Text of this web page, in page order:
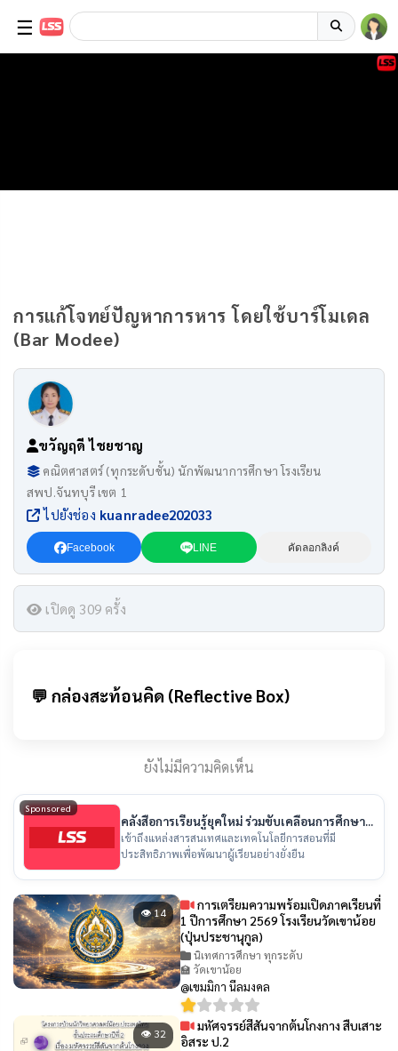
☰
การแก้โจทย์ปัญหาการหาร โดยใช้บาร์โมเดล
(Bar Modee)
ขวัญฤดี ไชยชาญ
คณิตศาสตร์ (ทุกระดับชั้น) นักพัฒนาการศึกษา โรงเรียน
สพป.จันทบุรี เขต 1
ไปยังช่อง kuanradee202033
Facebook LINE คัดลอกลิงค์
เปิดดู 309 ครั้ง
💬 กล่องสะท้อนคิด (Reflective Box)
ยังไม่มีความคิดเห็น
Sponsored
คลังสื่อการเรียนรู้ยุคใหม่ ร่วมขับเคลื่อนการศึกษา
ไทย
เข้าถึงแหล่งสารสนเทศและเทคโนโลยีการสอนที่มี
ประสิทธิภาพเพื่อพัฒนาผู้เรียนอย่างยั่งยืน
👁 14
การเตรียมความพร้อมเปิดภาคเรียนที่
1 ปีการศึกษา 2569 โรงเรียนวัดเขาน้อย
(ปุ่นประชานุกูล)
นิเทศการศึกษา ทุกระดับ
🏫 วัดเขาน้อย
@เขมมิกา นีลมงคล
👁 32
มหัศจรรย์สีสันจากต้นโกงกาง สืบเสาะ
อิสระ ป.2